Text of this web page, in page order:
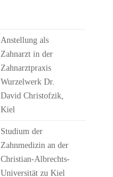
Anstellung als
Zahnarzt in der
Zahnarztpraxis
Wurzelwerk Dr.
David Christofzik,
Kiel
Studium der
Zahnmedizin an der
Christian-Albrechts-
Universität zu Kiel